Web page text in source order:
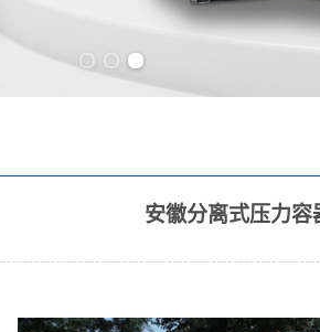
安徽分离式压力容